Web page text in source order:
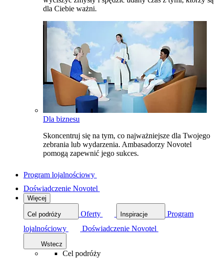
dla Ciebie ważni.
Dla biznesu
Skoncentruj się na tym, co najważniejsze dla Twojego
zebrania lub wydarzenia. Ambasadorzy Novotel
pomogą zapewnić jego sukces.
Program lojalnościowy
Doświadczenie Novotel
Więcej
Cel podróży Oferty Inspiracje
Program
lojalnościowy
Doświadczenie Novotel
Wstecz
Cel podróży